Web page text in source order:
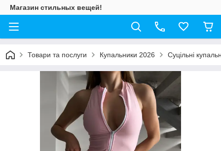
Магазин стильных вещей!
Товари та послуги Купальники 2026 Суцільні